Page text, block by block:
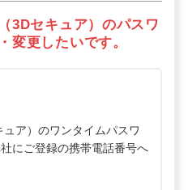
3Dセキュア）のパスワ
変更したいです。
ア）のワンタイムパスワ
にご登録の携帯電話番号へ